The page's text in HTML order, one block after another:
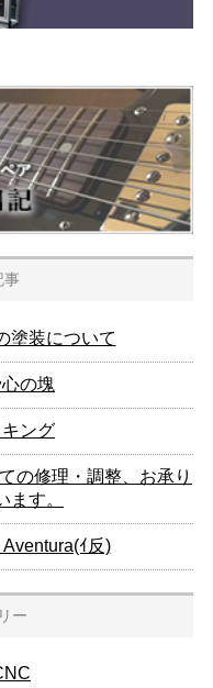
事
塗装について
の塊
キング
の修理・調整、お承り
ます。
ｲ反)
ー